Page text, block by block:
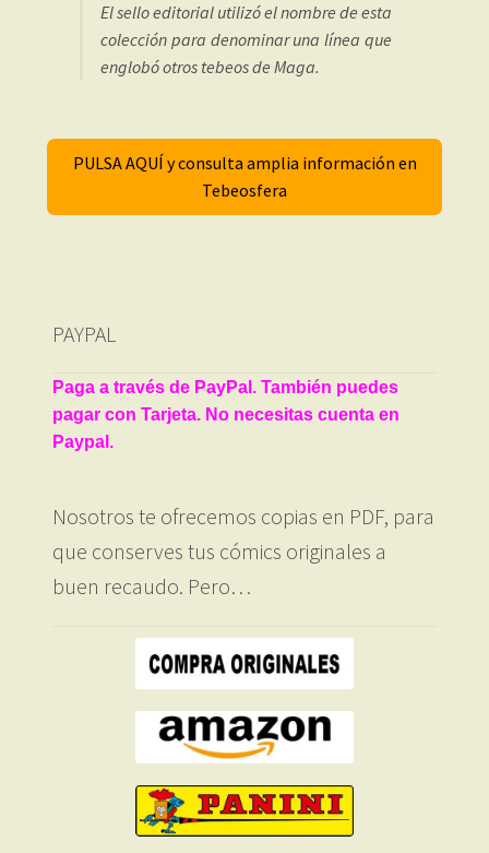
El sello editorial utilizó el nombre de esta
colección para denominar una línea que
englobó otros tebeos de Maga.
PULSA AQUÍ y consulta amplia información en
Tebeosfera
PAYPAL
Paga a través de PayPal. También puedes
pagar con Tarjeta. No necesitas cuenta en
Paypal.
Nosotros te ofrecemos copias en PDF, para
que conserves tus cómics originales a
buen recaudo. Pero…